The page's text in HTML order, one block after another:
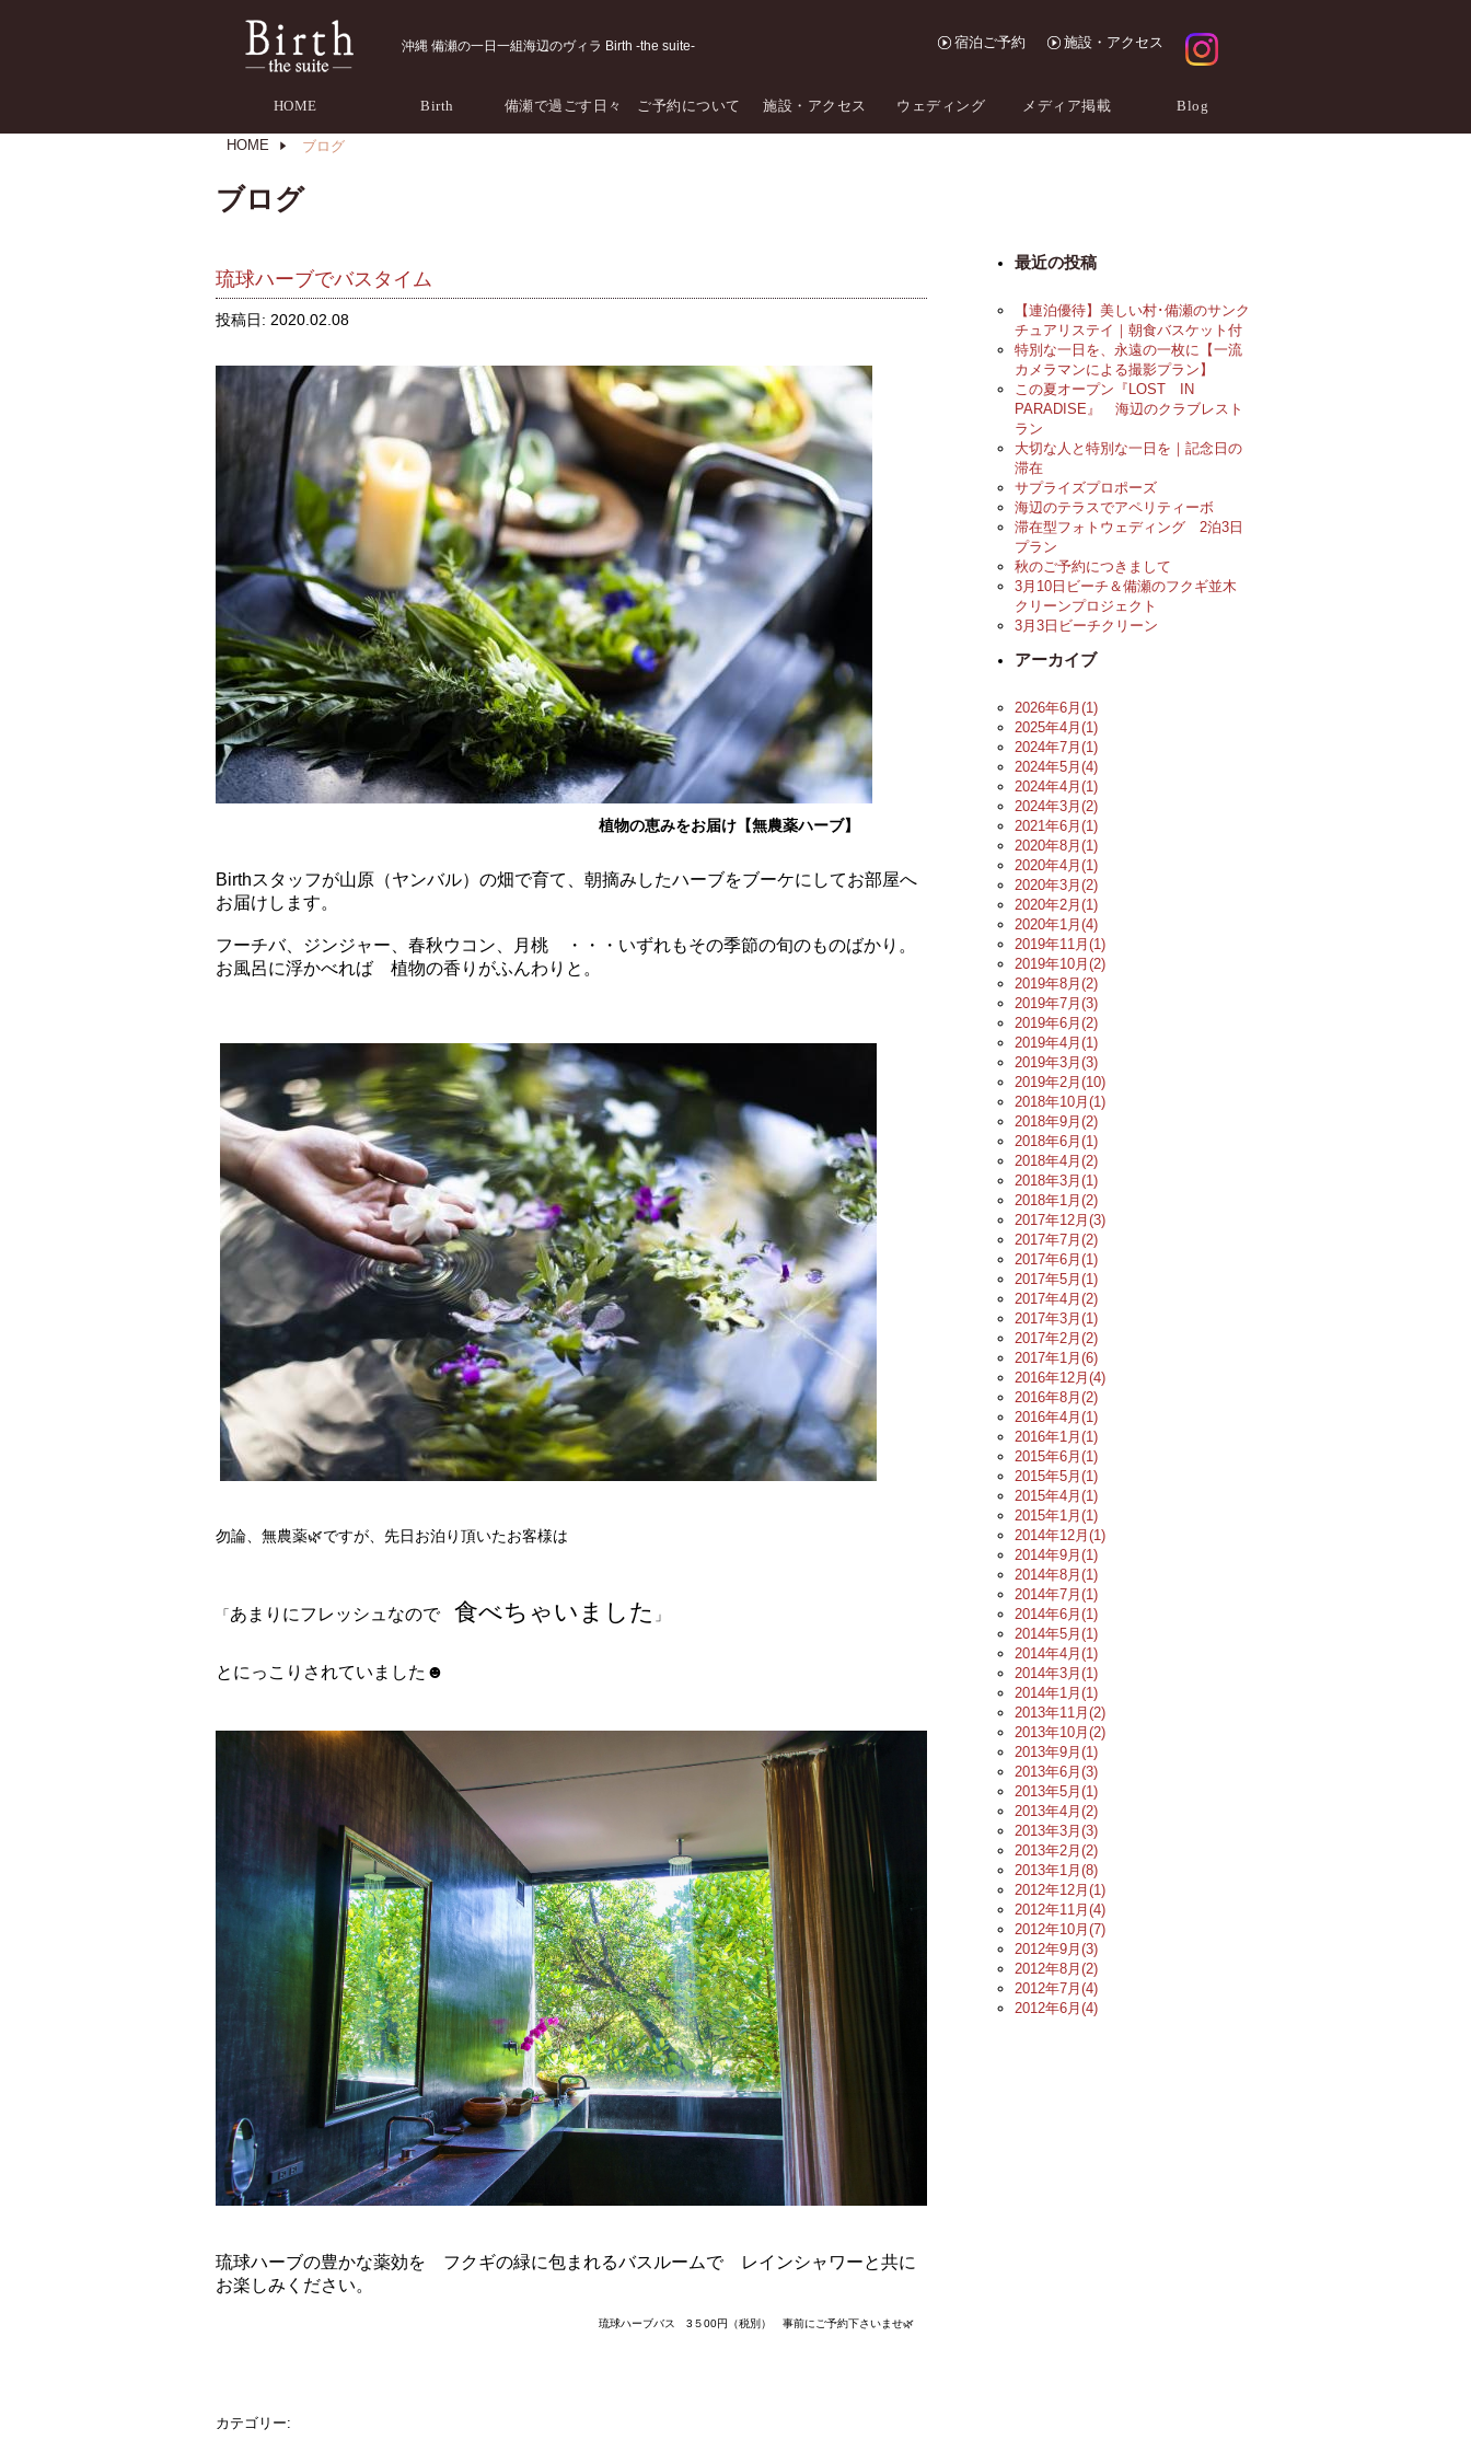
沖縄 備瀬の一日一組海辺のヴィラ Birth -the suite- 宿泊ご予約 施設・アクセス
HOME Birth 備瀬で過ごす日々 ご予約について 施設・アクセス ウェディング メディア掲載 Blog
HOME ブログ
ブログ
琉球ハーブでバスタイム
投稿日: 2020.02.08
植物の恵みをお届け【無農薬ハーブ】
Birthスタッフが山原（ヤンバル）の畑で育て、朝摘みしたハーブをブーケにしてお部屋へ
お届けします。
フーチバ、ジンジャー、春秋ウコン、月桃 ・・・いずれもその季節の旬のものばかり。
お風呂に浮かべれば 植物の香りがふんわりと。
勿論、無農薬🌿ですが、先日お泊り頂いたお客様は
「 あまりにフレッシュなので 食べちゃいました 」
とにっこりされていました☻
琉球ハーブの豊かな薬効を フクギの緑に包まれるバスルームで レインシャワーと共に
お楽しみください。
琉球ハーブバス 3５00円（税別） 事前にご予約下さいませ🌿
カテゴリー:
最近の投稿
【連泊優待】美しい村･備瀬のサンク
チュアリステイ｜朝食バスケット付
特別な一日を、永遠の一枚に【一流
カメラマンによる撮影プラン】
この夏オープン『LOST IN
PARADISE』 海辺のクラブレスト
ラン
大切な人と特別な一日を｜記念日の
滞在
サプライズプロポーズ
海辺のテラスでアペリティーボ
滞在型フォトウェディング 2泊3日
プラン
秋のご予約につきまして
3月10日ビーチ＆備瀬のフクギ並木
クリーンプロジェクト
3月3日ビーチクリーン
アーカイブ
2026年6月(1)
2025年4月(1)
2024年7月(1)
2024年5月(4)
2024年4月(1)
2024年3月(2)
2021年6月(1)
2020年8月(1)
2020年4月(1)
2020年3月(2)
2020年2月(1)
2020年1月(4)
2019年11月(1)
2019年10月(2)
2019年8月(2)
2019年7月(3)
2019年6月(2)
2019年4月(1)
2019年3月(3)
2019年2月(10)
2018年10月(1)
2018年9月(2)
2018年6月(1)
2018年4月(2)
2018年3月(1)
2018年1月(2)
2017年12月(3)
2017年7月(2)
2017年6月(1)
2017年5月(1)
2017年4月(2)
2017年3月(1)
2017年2月(2)
2017年1月(6)
2016年12月(4)
2016年8月(2)
2016年4月(1)
2016年1月(1)
2015年6月(1)
2015年5月(1)
2015年4月(1)
2015年1月(1)
2014年12月(1)
2014年9月(1)
2014年8月(1)
2014年7月(1)
2014年6月(1)
2014年5月(1)
2014年4月(1)
2014年3月(1)
2014年1月(1)
2013年11月(2)
2013年10月(2)
2013年9月(1)
2013年6月(3)
2013年5月(1)
2013年4月(2)
2013年3月(3)
2013年2月(2)
2013年1月(8)
2012年12月(1)
2012年11月(4)
2012年10月(7)
2012年9月(3)
2012年8月(2)
2012年7月(4)
2012年6月(4)